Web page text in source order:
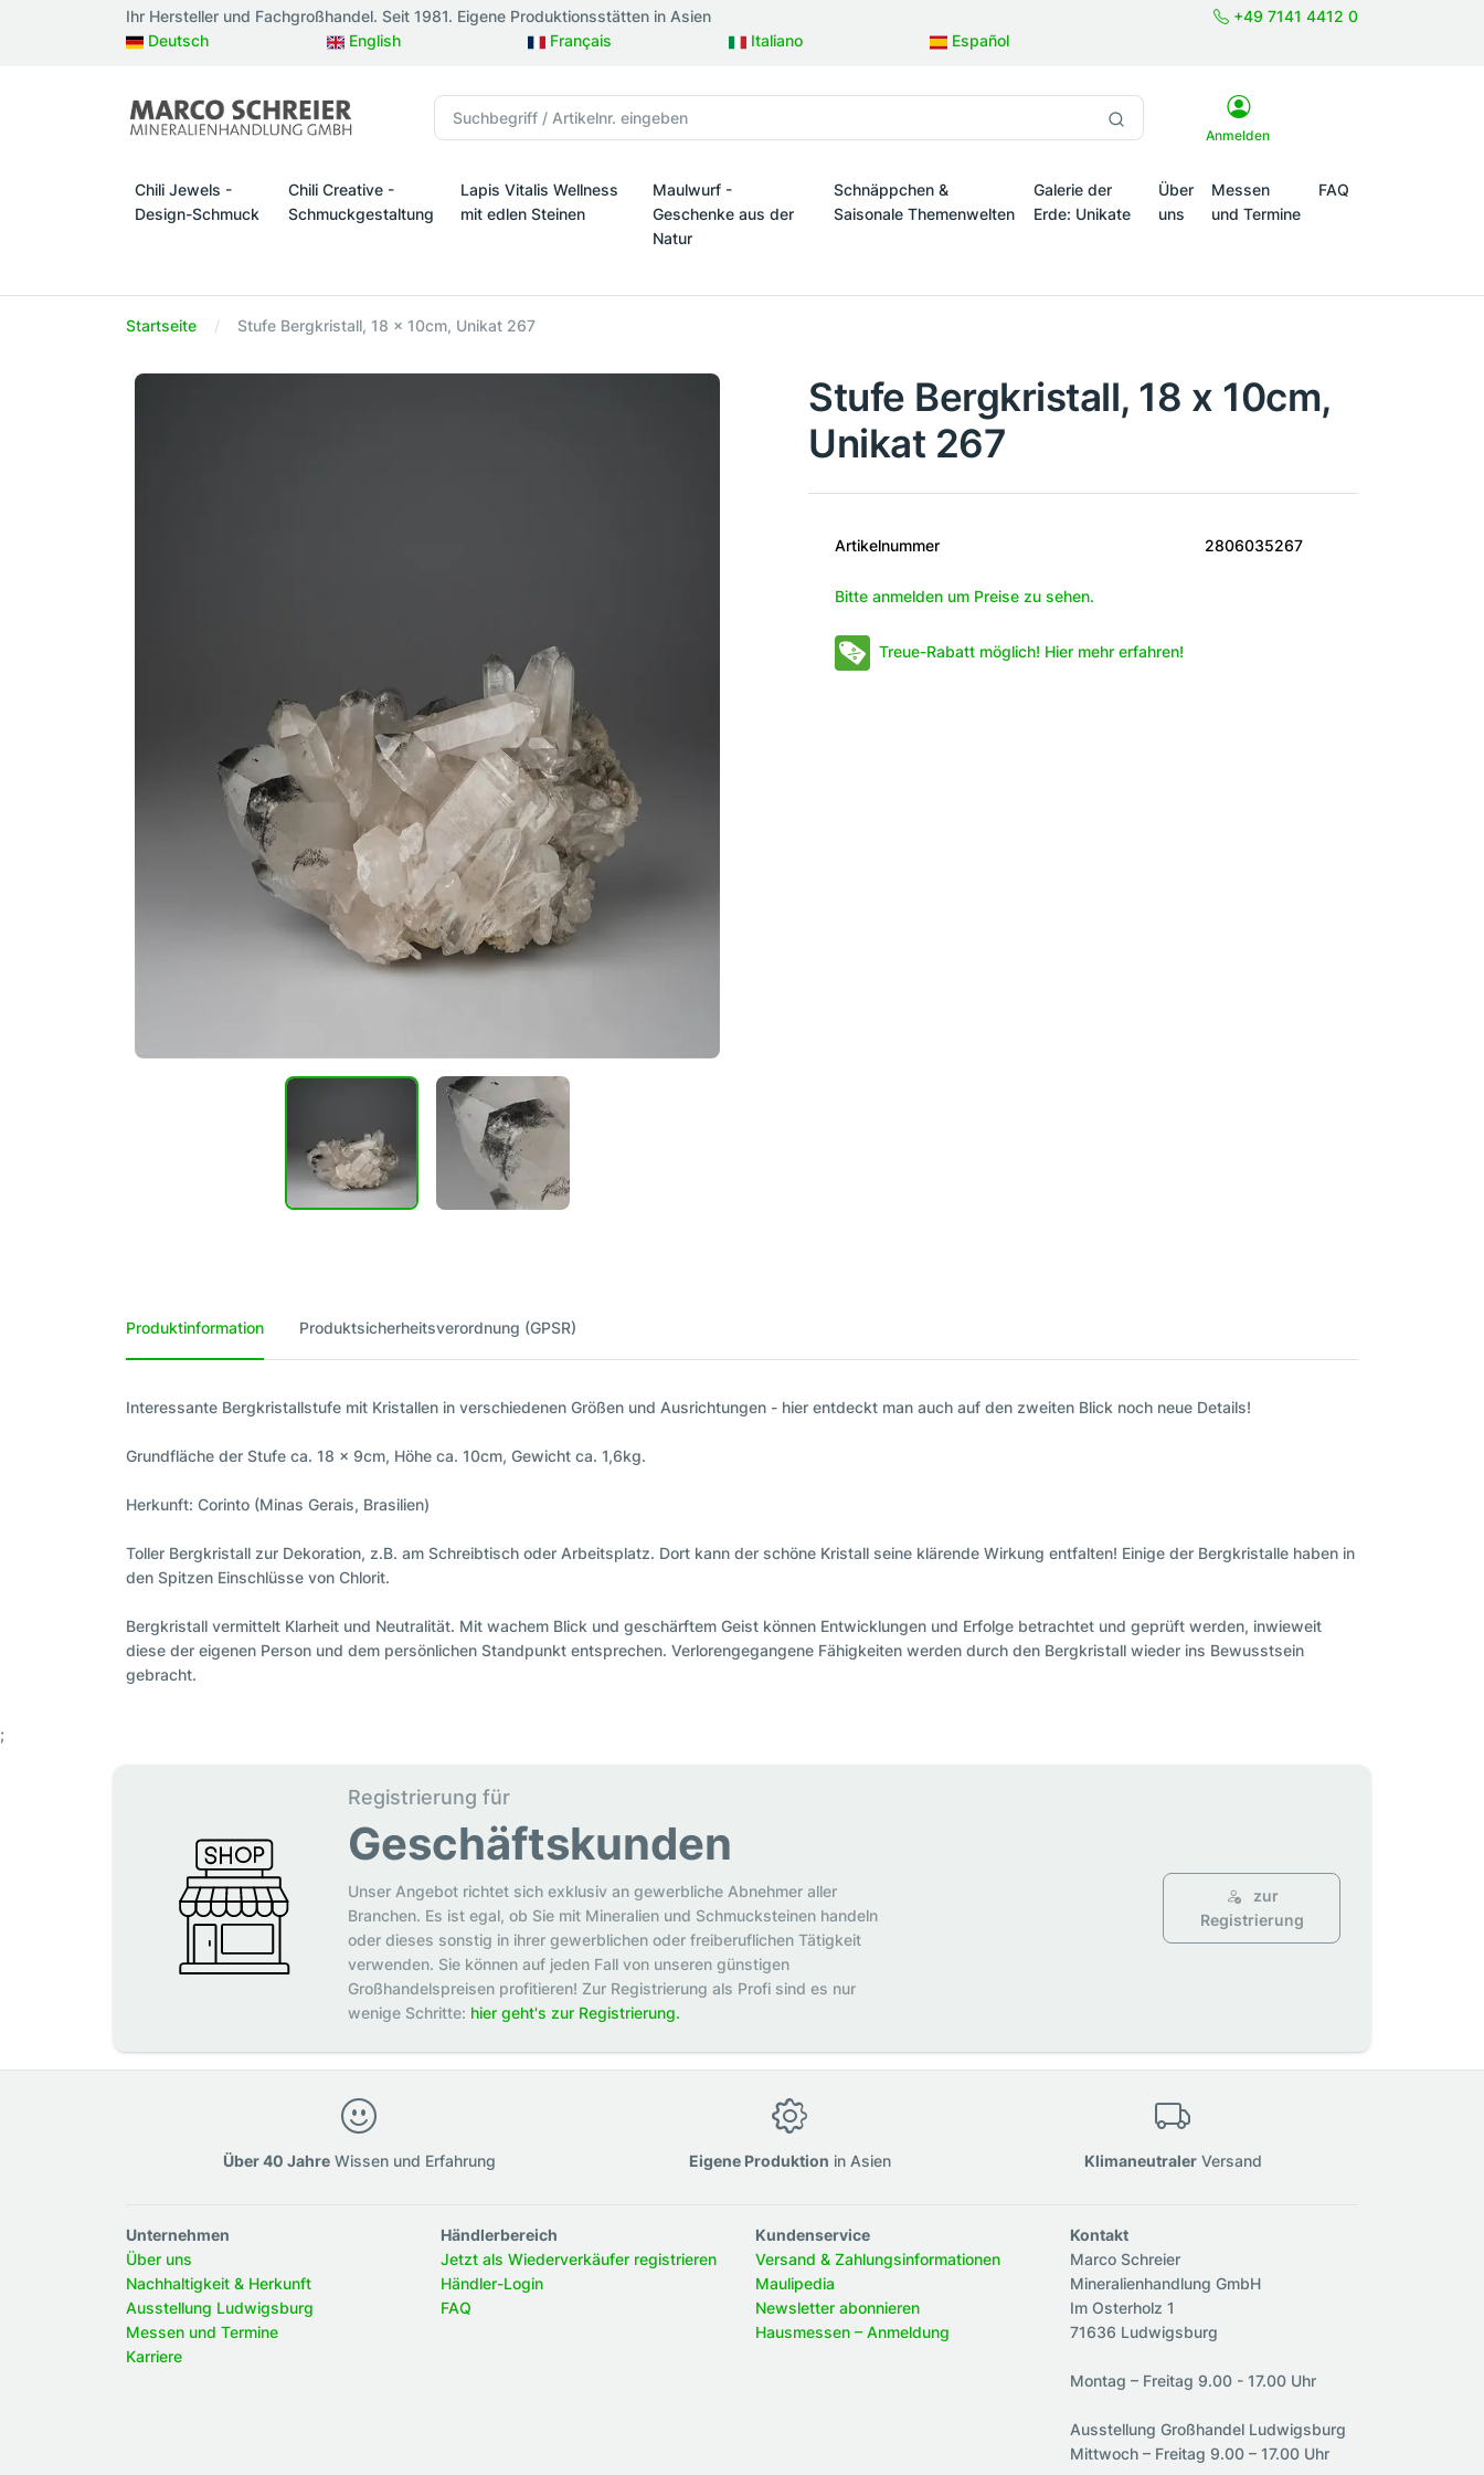
Ihr Hersteller und Fachgroßhandel. Seit 1981. Eigene Produktionsstätten in Asien
+49 7141 4412 0
Deutsch
English Français Italiano Español
Anmelden
Chili Jewels -
Design-Schmuck
Chili Creative -
Schmuckgestaltung
Lapis Vitalis Wellness
mit edlen Steinen
Maulwurf -
Geschenke aus der
Natur
Schnäppchen &
Saisonale Themenwelten
Galerie der
Erde: Unikate
Über
uns
Messen
und Termine
FAQ
Startseite Stufe Bergkristall, 18 x 10cm, Unikat 267
Stufe Bergkristall, 18 x 10cm,
Unikat 267
Artikelnummer 2806035267
Bitte anmelden um Preise zu sehen.
Treue-Rabatt möglich! Hier mehr erfahren!
Produktinformation Produktsicherheitsverordnung (GPSR)
Interessante Bergkristallstufe mit Kristallen in verschiedenen Größen und Ausrichtungen - hier entdeckt man auch auf den zweiten Blick noch neue Details!
Grundfläche der Stufe ca. 18 x 9cm, Höhe ca. 10cm, Gewicht ca. 1,6kg.
Herkunft: Corinto (Minas Gerais, Brasilien)
Toller Bergkristall zur Dekoration, z.B. am Schreibtisch oder Arbeitsplatz. Dort kann der schöne Kristall seine klärende Wirkung entfalten! Einige der Bergkristalle haben in
den Spitzen Einschlüsse von Chlorit.
Bergkristall vermittelt Klarheit und Neutralität. Mit wachem Blick und geschärftem Geist können Entwicklungen und Erfolge betrachtet und geprüft werden, inwieweit
diese der eigenen Person und dem persönlichen Standpunkt entsprechen. Verlorengegangene Fähigkeiten werden durch den Bergkristall wieder ins Bewusstsein
gebracht.
;
Registrierung für
Geschäftskunden
Unser Angebot richtet sich exklusiv an gewerbliche Abnehmer aller
Branchen. Es ist egal, ob Sie mit Mineralien und Schmucksteinen handeln
oder dieses sonstig in ihrer gewerblichen oder freiberuflichen Tätigkeit
verwenden. Sie können auf jeden Fall von unseren günstigen
Großhandelspreisen profitieren! Zur Registrierung als Profi sind es nur
wenige Schritte: hier geht's zur Registrierung.
zur
Registrierung
Über 40 JahreWissen und Erfahrung Eigene Produktion in Asien KlimaneutralerVersand
Unternehmen
Über uns
Nachhaltigkeit & Herkunft
Ausstellung Ludwigsburg
Messen und Termine
Karriere
Händlerbereich
Jetzt als Wiederverkäufer registrieren
Händler-Login
FAQ
Kundenservice
Versand & Zahlungsinformationen
Maulipedia
Newsletter abonnieren
Hausmessen – Anmeldung
Kontakt
Marco Schreier
Mineralienhandlung GmbH
Im Osterholz 1
71636 Ludwigsburg
Montag – Freitag 9.00 - 17.00 Uhr
Ausstellung Großhandel Ludwigsburg
Mittwoch – Freitag 9.00 – 17.00 Uhr